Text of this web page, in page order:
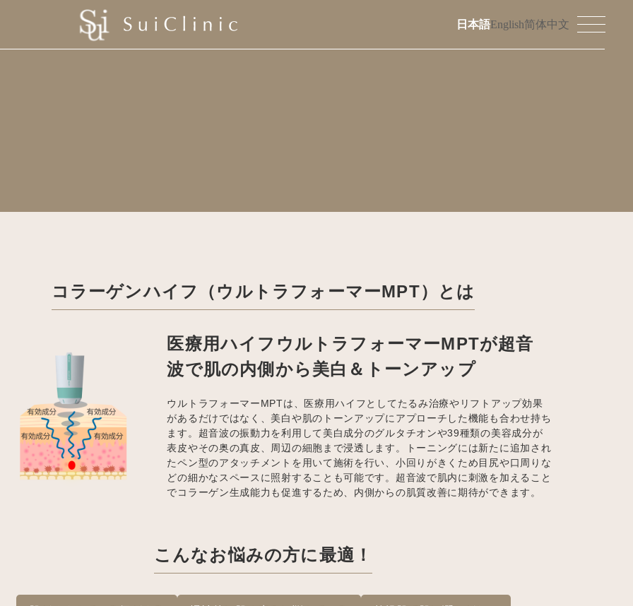
简体中文
English
日本語
コラーゲンハイフ（ウルトラフォーマーMPT）とは
医療用ハイフウルトラフォーマーMPTが超音
波で肌の内側から美白＆トーンアップ
ウルトラフォーマーMPTは、医療用ハイフとしてたるみ治療やリフトアップ効果
があるだけではなく、美白や肌のトーンアップにアプローチした機能も合わせ持ち
ます。超音波の振動力を利用して美白成分のグルタチオンや39種類の美容成分が
表皮やその奥の真皮、周辺の細胞まで浸透します。トーニングには新たに追加され
たペン型のアタッチメントを用いて施術を行い、小回りがきくため目尻や口周りな
どの細かなスペースに照射することも可能です。超音波で肌内に刺激を加えること
でコラーゲン生成能力も促進するため、内側からの肌質改善に期待ができます。
こんなお悩みの方に最適！